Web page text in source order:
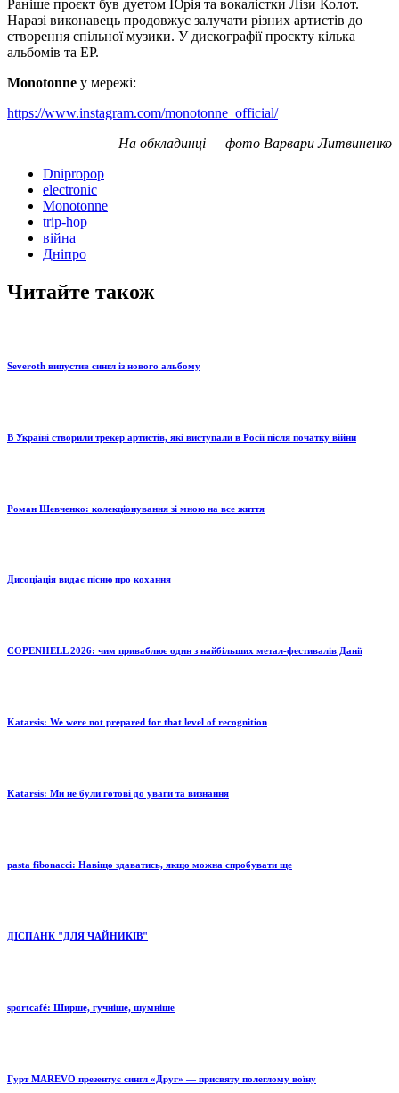
Раніше проєкт був дуетом Юрія та вокалістки Лізи Колот.
Наразі виконавець продовжує залучати різних артистів до
створення спільної музики. У дискографії проєкту кілька
альбомів та ЕР.
Monotonne у мережі:
https://www.instagram.com/monotonne_official/
На обкладинці — фото Варвари Литвиненко
Dnipropop
electronic
Monotonne
trip-hop
війна
Дніпро
Читайте також
Severoth випустив сингл із нового альбому
В Україні створили трекер артистів, які виступали в Росії після початку війни
Роман Шевченко: колекціонування зі мною на все життя
Дисоціація видає пісню про кохання
COPENHELL 2026: чим приваблює один з найбільших метал-фестивалів Данії
Katarsis: We were not prepared for that level of recognition
Katarsis: Ми не були готові до уваги та визнання
pasta fibonacci: Навіщо здаватись, якщо можна спробувати ще
ДІСПАНК "ДЛЯ ЧАЙНИКІВ"
sportcafé: Ширше, гучніше, шумніше
Гурт MAREVO презентує сингл «Друг» — присвяту полеглому воїну